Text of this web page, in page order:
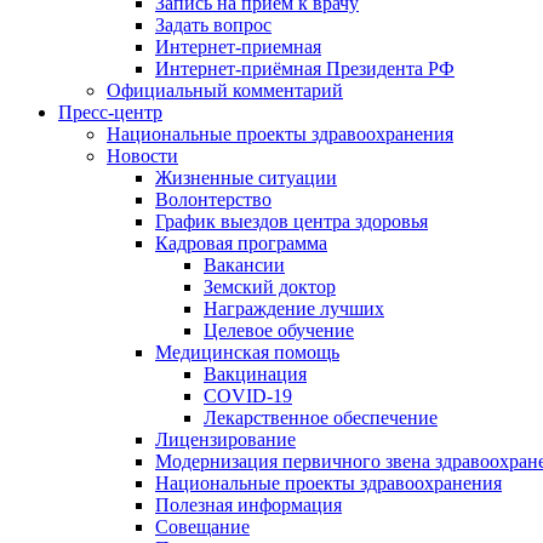
Задать вопрос
Интернет-приемная
Интернет-приёмная Президента РФ
Официальный комментарий
Пресс-центр
Национальные проекты здравоохранения
Новости
Жизненные ситуации
Волонтерство
График выездов центра здоровья
Кадровая программа
Вакансии
Земский доктор
Награждение лучших
Целевое обучение
Медицинская помощь
Вакцинация
COVID-19
Лекарственное обеспечение
Лицензирование
Модернизация первичного звена
Национальные проекты здравоохранения
Полезная информация
Совещание